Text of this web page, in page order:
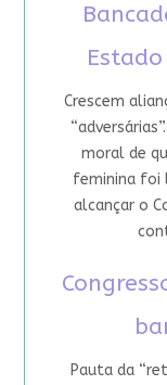
Crescem
moral de
feminina foi
alcançar o
Pauta da